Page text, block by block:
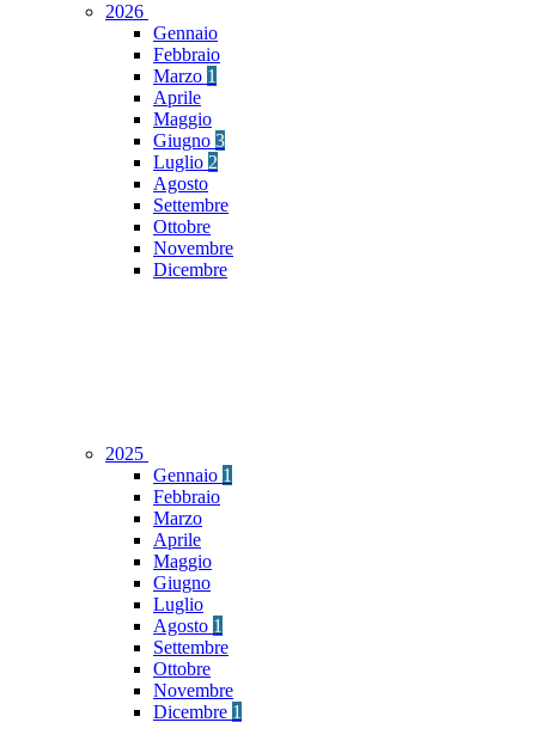
2026
Gennaio
Febbraio
Marzo 1
Aprile
Maggio
Giugno 3
Luglio 2
Agosto
Settembre
Ottobre
Novembre
Dicembre
2025
Gennaio 1
Febbraio
Marzo
Aprile
Maggio
Giugno
Luglio
Agosto 1
Settembre
Ottobre
Novembre
Dicembre 1